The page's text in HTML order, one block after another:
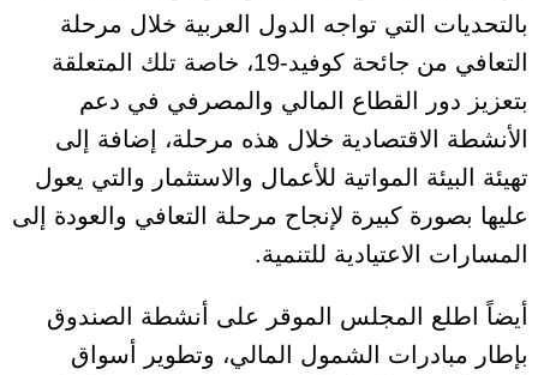
بالتحديات التي تواجه الدول العربية خلال مرحلة
التعافي من جائحة كوفيد-19، خاصة تلك المتعلقة
بتعزيز دور القطاع المالي والمصرفي في دعم
الأنشطة الاقتصادية خلال هذه مرحلة، إضافة إلى
تهيئة البيئة المواتية للأعمال والاستثمار والتي يعول
عليها بصورة كبيرة لإنجاح مرحلة التعافي والعودة إلى
المسارات الاعتيادية للتنمية.
أيضاً اطلع المجلس الموقر على أنشطة الصندوق
بإطار مبادرات الشمول المالي، وتطوير أسواق